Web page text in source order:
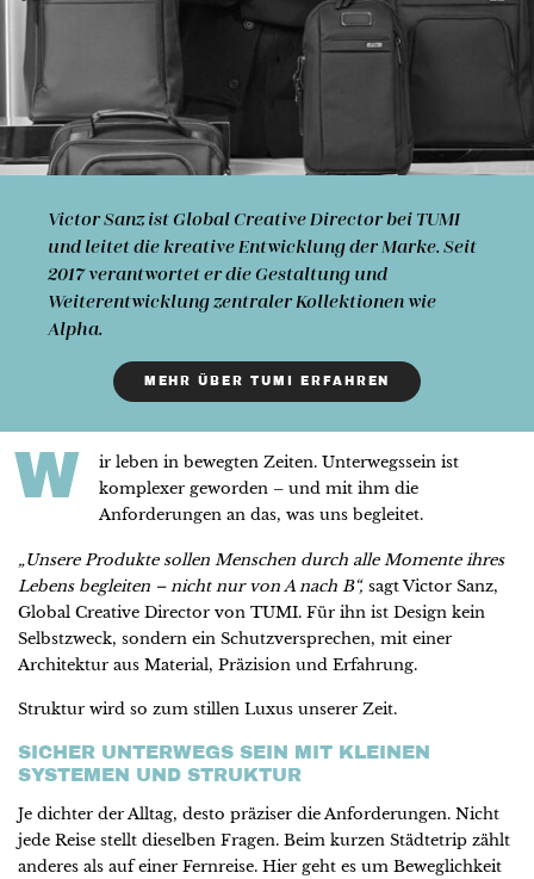
Victor Sanzist Global Creative Director bei TUMI
und leitet die kreative Entwicklung der Marke. Seit
2017 verantwortet er die Gestaltung und
Weiterentwicklung zentraler Kollektionen wie
Alpha.
MEHR ÜBER TUMI ERFAHREN
W
ir leben in bewegten Zeiten. Unterwegssein ist
komplexer geworden – und mit ihm die
Anforderungen an das, was uns begleitet.
„Unsere Produkte sollen Menschen durch alle Momente ihres
Lebens begleiten – nicht nur von A nach B“, sagt Victor Sanz,
Global Creative Director von TUMI. Für ihn ist Design kein
Selbstzweck, sondern ein Schutzversprechen, mit einer
Architektur aus Material, Präzision und Erfahrung.
Struktur wird so zum stillen Luxus unserer Zeit.
SICHER UNTERWEGS SEIN MIT KLEINEN
SYSTEMEN UND STRUKTUR
Je dichter der Alltag, desto präziser die Anforderungen. Nicht
jede Reise stellt dieselben Fragen. Beim kurzen Städtetrip zählt
anderes als auf einer Fernreise. Hier geht es um Beweglichkeit